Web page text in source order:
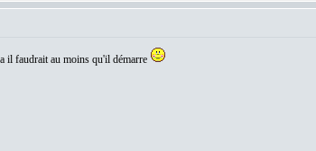
il faudrait au moins qu'il démarre